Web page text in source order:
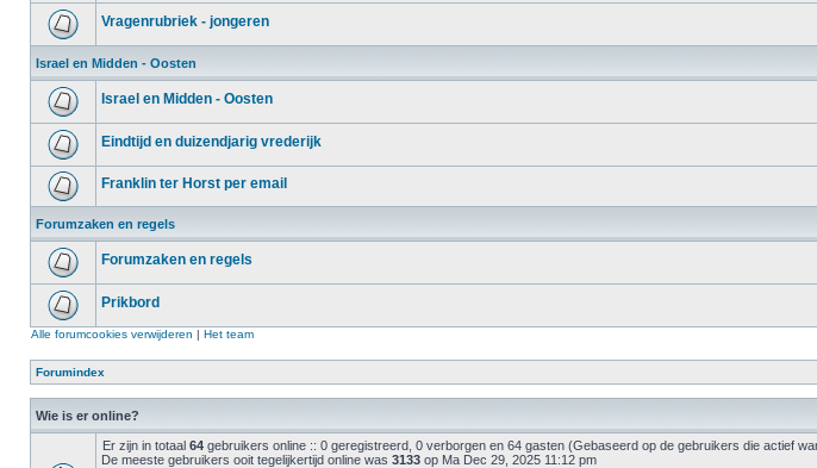
Vragenrubriek - jongeren
Israel en Midden - Oosten
Israel en Midden - Oosten
Eindtijd en duizendjarig vrederijk
Franklin ter Horst per email
Forumzaken en regels
Forumzaken en regels
Prikbord
Alle forumcookies verwijderen | Het team
Forumindex
Wie is er online?
Er zijn in totaal 64 gebruikers online :: 0 geregistreerd, 0 verborgen en 64 gasten (Gebaseerd op de gebruikers die actief
De meeste gebruikers ooit tegelijkertijd online was 3133 op Ma Dec 29, 2025 11:12 pm